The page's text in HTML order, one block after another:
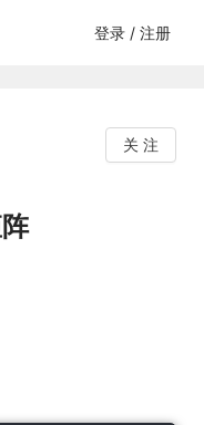
登录 / 注册
关 注